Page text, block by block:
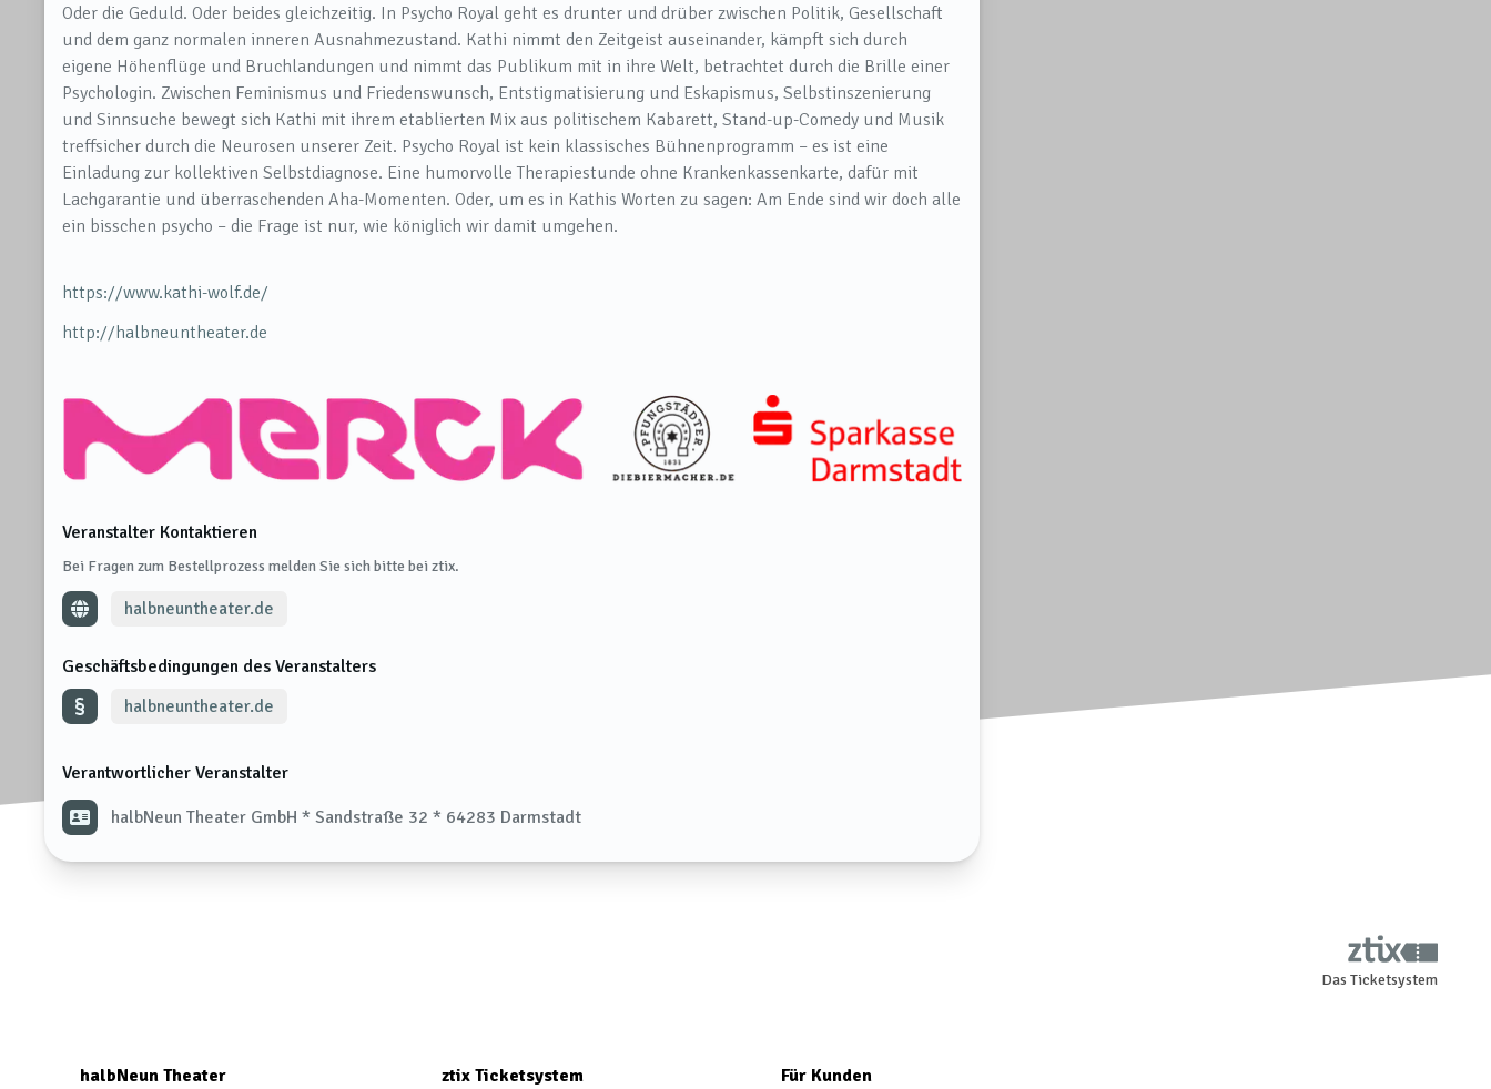
Oder die Geduld. Oder beides gleichzeitig. In Psycho Royal geht es drunter und drüber zwischen Politik, Gesellschaft
und dem ganz normalen inneren Ausnahmezustand. Kathi nimmt den Zeitgeist auseinander, kämpft sich durch
eigene Höhenflüge und Bruchlandungen und nimmt das Publikum mit in ihre Welt, betrachtet durch die Brille einer
Psychologin. Zwischen Feminismus und Friedenswunsch, Entstigmatisierung und Eskapismus, Selbstinszenierung
und Sinnsuche bewegt sich Kathi mit ihrem etablierten Mix aus politischem Kabarett, Stand-up-Comedy und Musik
treffsicher durch die Neurosen unserer Zeit. Psycho Royal ist kein klassisches Bühnenprogramm – es ist eine
Einladung zur kollektiven Selbstdiagnose. Eine humorvolle Therapiestunde ohne Krankenkassenkarte, dafür mit
Lachgarantie und überraschenden Aha-Momenten. Oder, um es in Kathis Worten zu sagen: Am Ende sind wir doch alle
ein bisschen psycho – die Frage ist nur, wie königlich wir damit umgehen.
https://www.kathi-wolf.de/
http://halbneuntheater.de
Veranstalter Kontaktieren
Bei Fragen zum Bestellprozess melden Sie sich bitte bei ztix.
halbneuntheater.de
Geschäftsbedingungen des Veranstalters
halbneuntheater.de
Verantwortlicher Veranstalter
halbNeun Theater GmbH * Sandstraße 32 * 64283 Darmstadt
Das Ticketsystem
halbNeun Theater ztix Ticketsystem Für Kunden